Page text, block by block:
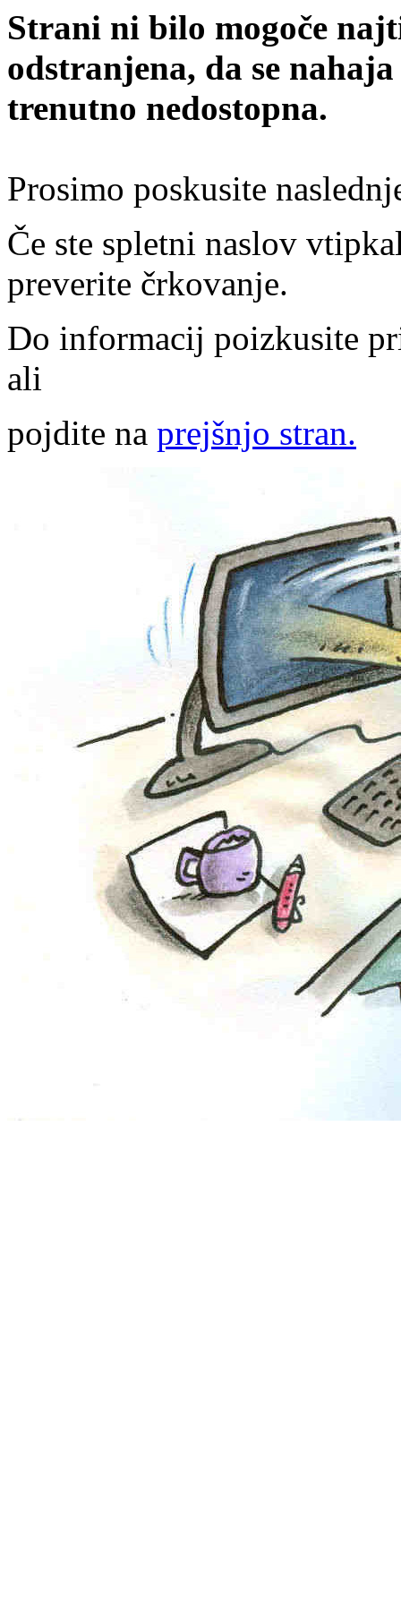
Strani ni bilo mogoče
odstranjena, da se
trenutno nedostopna.
Prosimo poskusite
Če ste spletni naslov
preverite črkovanje.
Do informacij poizkusite
ali
pojdite na prejšnjo stran.